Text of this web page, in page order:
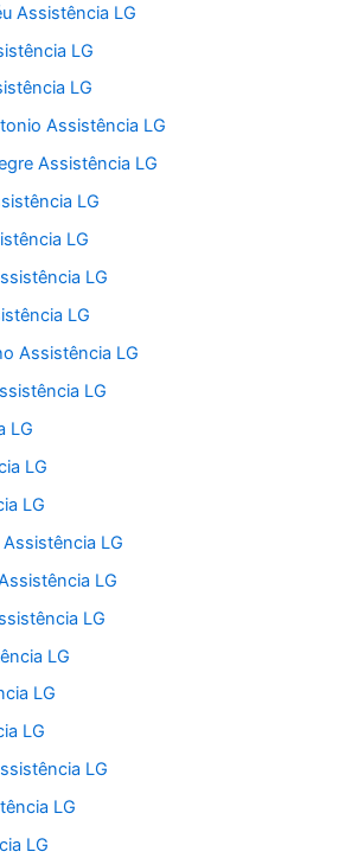
Assistência LG
LG
LG
Assistência LG
Assistência LG
LG
LG
LG
LG
Assistência LG
LG
LG
LG
LG
LG
LG
LG
LG
LG
LG
LG
LG
LG